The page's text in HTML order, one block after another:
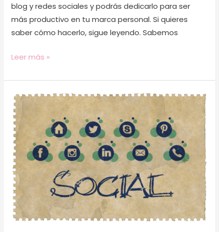
blog y redes sociales y podrás dedicarlo para ser
más productivo en tu marca personal. Si quieres
saber cómo hacerlo, sigue leyendo. Sabemos
Leer más »
Cómo
fidelizar
a
tus
clientes
con
tu
comunicación